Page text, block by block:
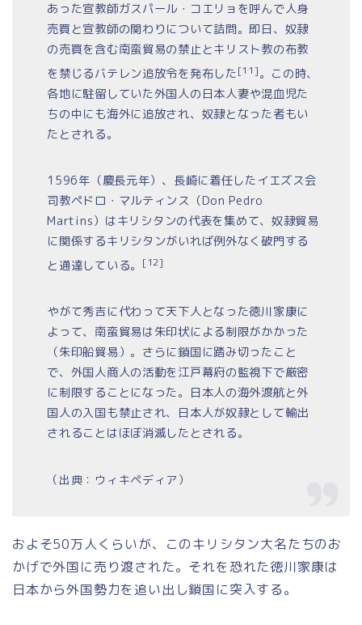
あった宣教師ガスパール・コエリョを呼んで人身
売買と宣教師の関わりについて詰問。即日、奴隷
の売買を含む南蛮貿易の禁止とキリスト教の布教
を禁じるバテレン追放令を発布した[11]。この時、
各地に駐留していた外国人の日本人妻や混血児た
ちの中にも海外に追放され、奴隷となった者もい
たとされる。
1596年（慶長元年）、長崎に着任したイエズス会
司教ペドロ・マルティンス（Don Pedro
Martins）はキリシタンの代表を集めて、奴隷貿易
に関係するキリシタンがいれば例外なく破門する
と通達している。
[12]
やがて秀吉に代わって天下人となった徳川家康に
よって、南蛮貿易は朱印状による制限がかかった
（朱印船貿易）。さらに鎖国に踏み切ったこと
で、外国人商人の活動を江戸幕府の監視下で厳密
に制限することになった。日本人の海外渡航と外
国人の入国も禁止され、日本人が奴隷として輸出
されることはほぼ消滅したとされる。
（出典：ウィキペディア）
およそ50万人くらいが、このキリシタン大名たちのお
かげで外国に売り渡された。それを恐れた徳川家康は
日本から外国勢力を追い出し鎖国に突入する。